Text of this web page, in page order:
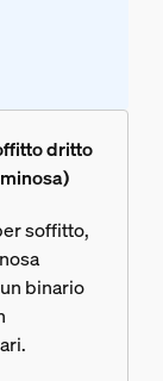
dritto
soffitto,
binario